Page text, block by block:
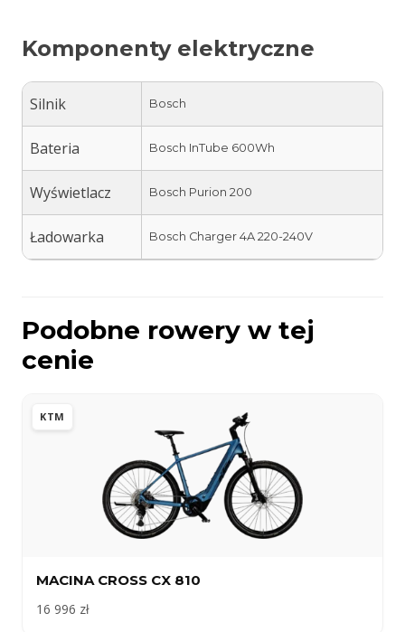
Komponenty elektryczne
Silnik Bosch
Bateria Bosch InTube 600Wh
Wyświetlacz Bosch Purion 200
Ładowarka Bosch Charger 4A 220-240V
Podobne rowery w tej
cenie
KTM
MACINA CROSS CX 810
16 996 zł